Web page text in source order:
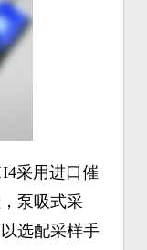
采用进口催
泵吸式采
选配采样手